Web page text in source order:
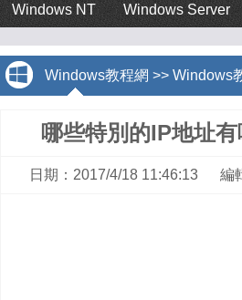
Windows NT
Windows Server
Windows教程網 >> Windows
哪些特別的IP地址
日期：2017/4/18 11:46:13 編